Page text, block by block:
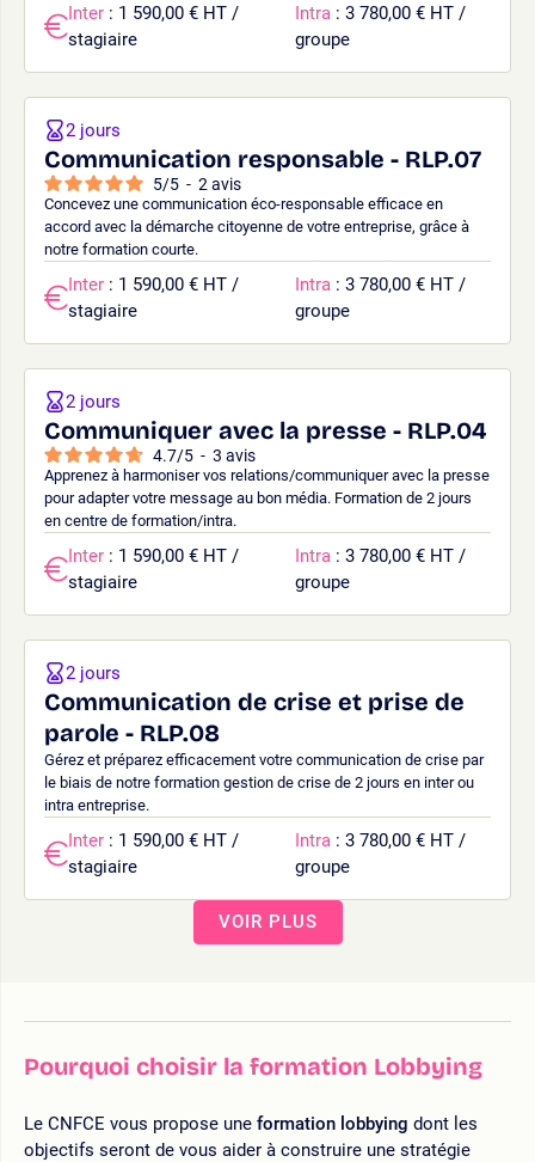
Inter : 1 590,00 € HT /
stagiaire
Intra : 3 780,00 € HT /
groupe
Communication responsable - RLP.07
5/5 - 2 avis
Concevez une communication éco-responsable efficace en
accord avec la démarche citoyenne de votre entreprise, grâce à
notre formation courte.
2 jours
Inter : 1 590,00 € HT /
stagiaire
Intra : 3 780,00 € HT /
groupe
Communiquer avec la presse - RLP.04
4.7/5 - 3 avis
Apprenez à harmoniser vos relations/communiquer avec la presse
pour adapter votre message au bon média. Formation de 2 jours
en centre de formation/intra.
2 jours
Inter : 1 590,00 € HT /
stagiaire
Intra : 3 780,00 € HT /
groupe
Communication de crise et prise de
parole - RLP.08
Gérez et préparez efficacement votre communication de crise par
le biais de notre formation gestion de crise de 2 jours en inter ou
intra entreprise.
2 jours
Inter : 1 590,00 € HT /
stagiaire
Intra : 3 780,00 € HT /
groupe
VOIR PLUS
Pourquoi choisir la formation Lobbying
Le CNFCE vous propose une formation lobbying dont les
objectifs seront de vous aider à construire une stratégie